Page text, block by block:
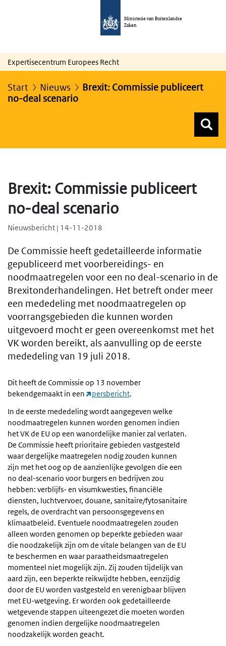
Ministerie van Buitenlandse
Zaken
Expertisecentrum Europees Recht
Start Nieuws
Brexit: Commissie publiceert
no-deal scenario
Brexit: Commissie publiceert
no-deal scenario
Nieuwsbericht | 14-11-2018
De Commissie heeft gedetailleerde informatie
gepubliceerd met voorbereidings- en
noodmaatregelen voor een no deal-scenario in de
Brexitonderhandelingen. Het betreft onder meer
een mededeling met noodmaatregelen op
voorrangsgebieden die kunnen worden
uitgevoerd mocht er geen overeenkomst met het
VK worden bereikt, als aanvulling op de eerste
mededeling van 19 juli 2018.
Dit heeft de Commissie op 13 november
bekendgemaakt in een
persbericht.
In de eerste mededeling wordt aangegeven welke
noodmaatregelen kunnen worden genomen indien
het VK de EU op een wanordelijke manier zal verlaten.
De Commissie heeft prioritaire gebieden vastgesteld
waar dergelijke maatregelen nodig zouden kunnen
zijn met het oog op de aanzienlijke gevolgen die een
no deal-scenario voor burgers en bedrijven zou
hebben: verblijfs- en visumkwesties, financiële
diensten, luchtvervoer, douane, sanitaire/fytosanitaire
regels, de overdracht van persoonsgegevens en
klimaatbeleid. Eventuele noodmaatregelen zouden
alleen worden genomen op beperkte gebieden waar
die noodzakelijk zijn om de vitale belangen van de EU
te beschermen en waar paraatheidsmaatregelen
momenteel niet mogelijk zijn. Zij zouden tijdelijk van
aard zijn, een beperkte reikwijdte hebben, eenzijdig
door de EU worden vastgesteld en verenigbaar blijven
met EU-wetgeving. Er worden ook gedetailleerde
wetgevende stappen uiteengezet die moeten worden
genomen indien dergelijke noodmaatregelen
noodzakelijk worden geacht.